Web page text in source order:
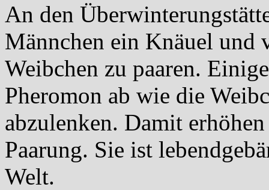
An den
Männchen ein Knäuel und
Weibchen zu paaren.
Pheromon ab wie die
abzulenken. Damit
Paarung. Sie ist
Welt.